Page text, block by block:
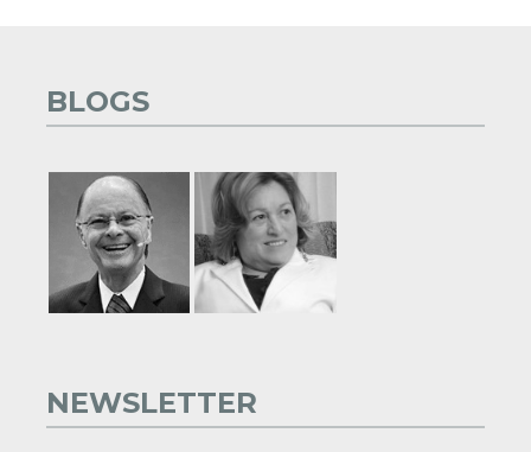
BLOGS
NEWSLETTER